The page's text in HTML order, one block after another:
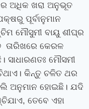
ଅଧିକ ଖରା ଅନୁଭୂତ
ପୂର୍ବାନୁମାନ
ମୌସୁମୀ ବାୟୁ ଶୀଘ୍ର
ତାରିଖରେ କେରଳ
ସାଧାରଣତଃ ମୌସମୀ
କିନ୍ତୁ ଚଳିତ ଥର
ଅନୁମାନ ହୋଇଛି। ଯଦି
ତେବେ ଏହା